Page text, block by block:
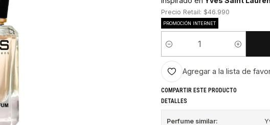
Precio Retail: $46.990
PROMOCIÓN INTERNET
Cantidad
Agregar a la lista de
COMPARTIR ESTE PRODUCTO
DETALLES
Perfume similar: